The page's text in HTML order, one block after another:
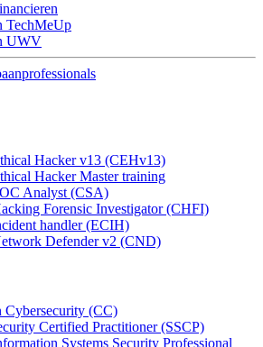
TechMeUp
UWV
Hacker v13 (CEHv13)
Hacker Master training
Analyst (CSA)
Forensic Investigator (CHFI)
handler (ECIH)
Defender v2 (CND)
Cybersecurity (CC)
Certified Practitioner (SSCP)
Systems Security Professional